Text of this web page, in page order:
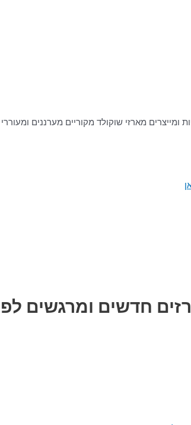
שוקולד מקוריים מערננים ומעוררי השראה מאז 2002 – פירות יצירתה
חדשים ומרגשים